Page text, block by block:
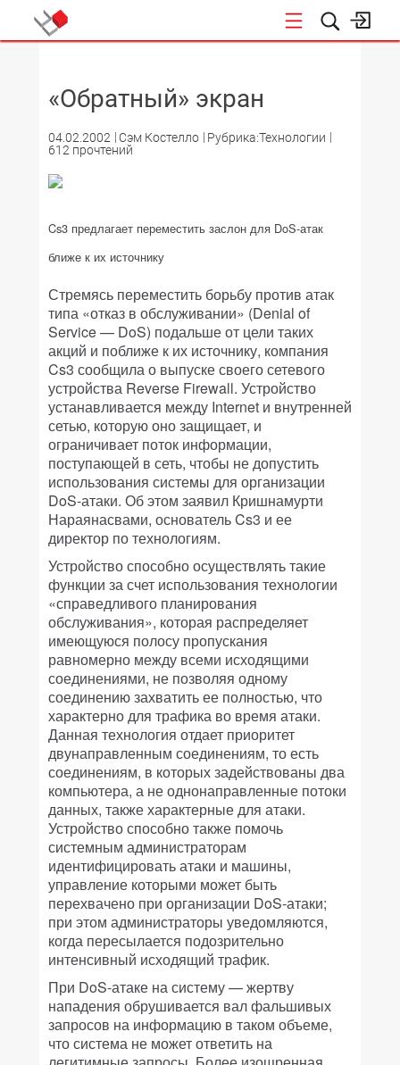
«Обратный» экран
04.02.2002 Сэм Костелло
Рубрика:Технологии
612 прочтений
Cs3 предлагает переместить заслон для DoS-атак
ближе к их источнику
Стремясь переместить борьбу против атак
типа «отказ в обслуживании» (Denial of
Service — DoS) подальше от цели таких
акций и поближе к их источнику, компания
Cs3 сообщила о выпуске своего сетевого
устройства Reverse Firewall. Устройство
устанавливается между Internet и внутренней
сетью, которую оно защищает, и
ограничивает поток информации,
поступающей в сеть, чтобы не допустить
использования системы для организации
DoS-атаки. Об этом заявил Кришнамурти
Нараянасвами, основатель Cs3 и ее
директор по технологиям.
Устройство способно осуществлять такие
функции за счет использования технологии
«справедливого планирования
обслуживания», которая распределяет
имеющуюся полосу пропускания
равномерно между всеми исходящими
соединениями, не позволяя одному
соединению захватить ее полностью, что
характерно для трафика во время атаки.
Данная технология отдает приоритет
двунаправленным соединениям, то есть
соединениям, в которых задействованы два
компьютера, а не однонаправленные потоки
данных, также характерные для атаки.
Устройство способно также помочь
системным администраторам
идентифицировать атаки и машины,
управление которыми может быть
перехвачено при организации DoS-атаки;
при этом администраторы уведомляются,
когда пересылается подозрительно
интенсивный исходящий трафик.
При DoS-атаке на систему — жертву
нападения обрушивается вал фальшивых
запросов на информацию в таком объеме,
что система не может ответить на